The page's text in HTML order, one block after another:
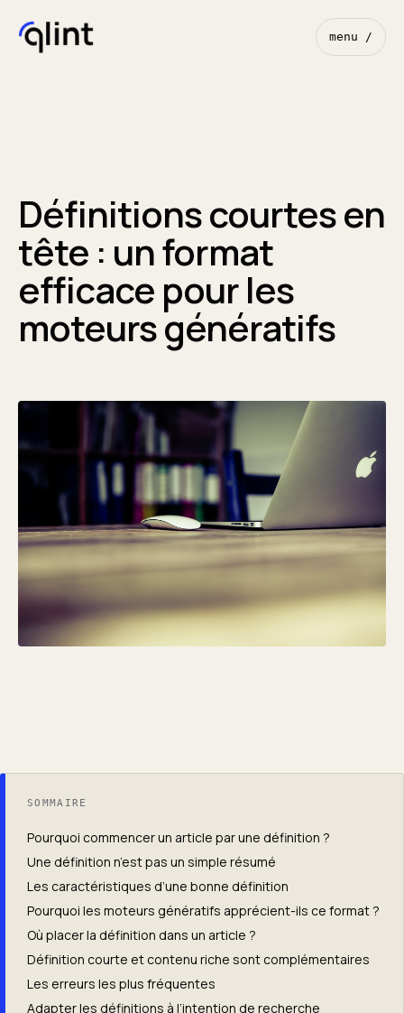
menu /
Définitions courtes en
tête : un format
efficace pour les
moteurs génératifs
SOMMAIRE
Pourquoi commencer un article par une définition ?
Une définition n’est pas un simple résumé
Les caractéristiques d’une bonne définition
Pourquoi les moteurs génératifs apprécient-ils ce format ?
Où placer la définition dans un article ?
Définition courte et contenu riche sont complémentaires
Les erreurs les plus fréquentes
Adapter les définitions à l’intention de recherche